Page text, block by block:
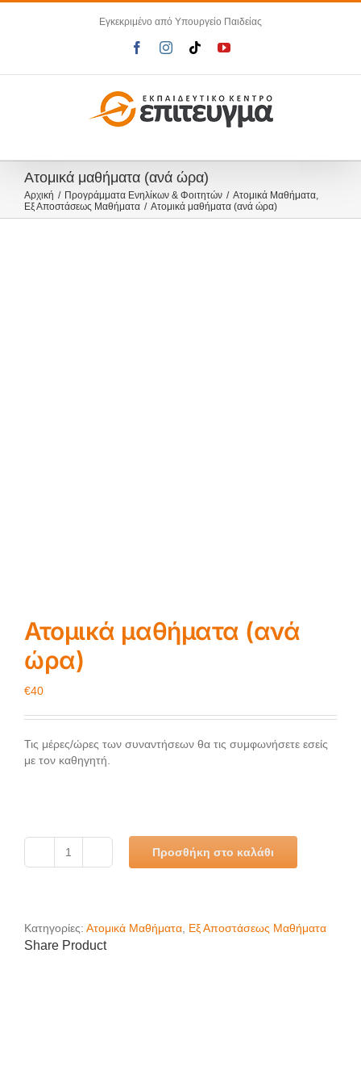
Εγκεκριμένο από Υπουργείο Παιδείας
FacebookInstagram
TiktokYouTube
Ατομικά μαθήματα (ανά ώρα)
Αρχική Προγράμματα Ενηλίκων & Φοιτητών
Ατομικά Μαθήματα
Εξ Αποστάσεως Μαθήματα
Ατομικά μαθήματα (ανά ώρα)
Ατομικά μαθήματα (ανά
ώρα)
€40
Τις μέρες/ώρες των συναντήσεων θα τις συμφωνήσετε εσείς
με τον καθηγητή.
Ατομικά
ποσότητα
Προσθήκη στο καλάθι
Κατηγορίες: Ατομικά Μαθήματα, Εξ Αποστάσεως Μαθήματα
Share Product